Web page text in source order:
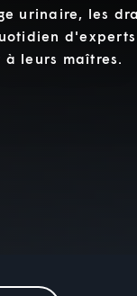
urinaire, les
leurs maîtres.